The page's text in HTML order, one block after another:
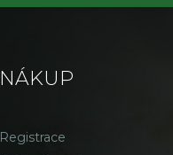
NÁKUP
Registrace